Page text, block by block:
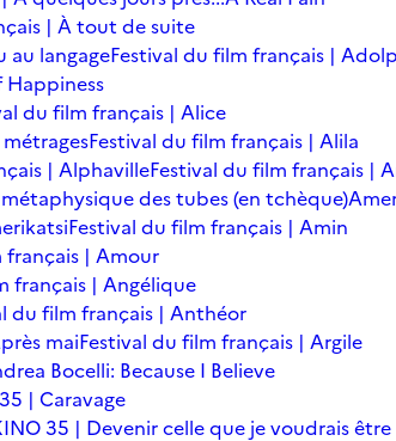
| À tout de suite
au langageFestival du film français |
du film français | Alice
Festival du film français | Alila
| AlphavilleFestival du film français |
des tubes (en tchèque)
Festival du film français | Amin
français | Amour
français | Angélique
du film français | Anthéor
maiFestival du film français | Argile
Bocelli: Because I Believe
| Caravage
35 | Devenir celle que je voudrais être